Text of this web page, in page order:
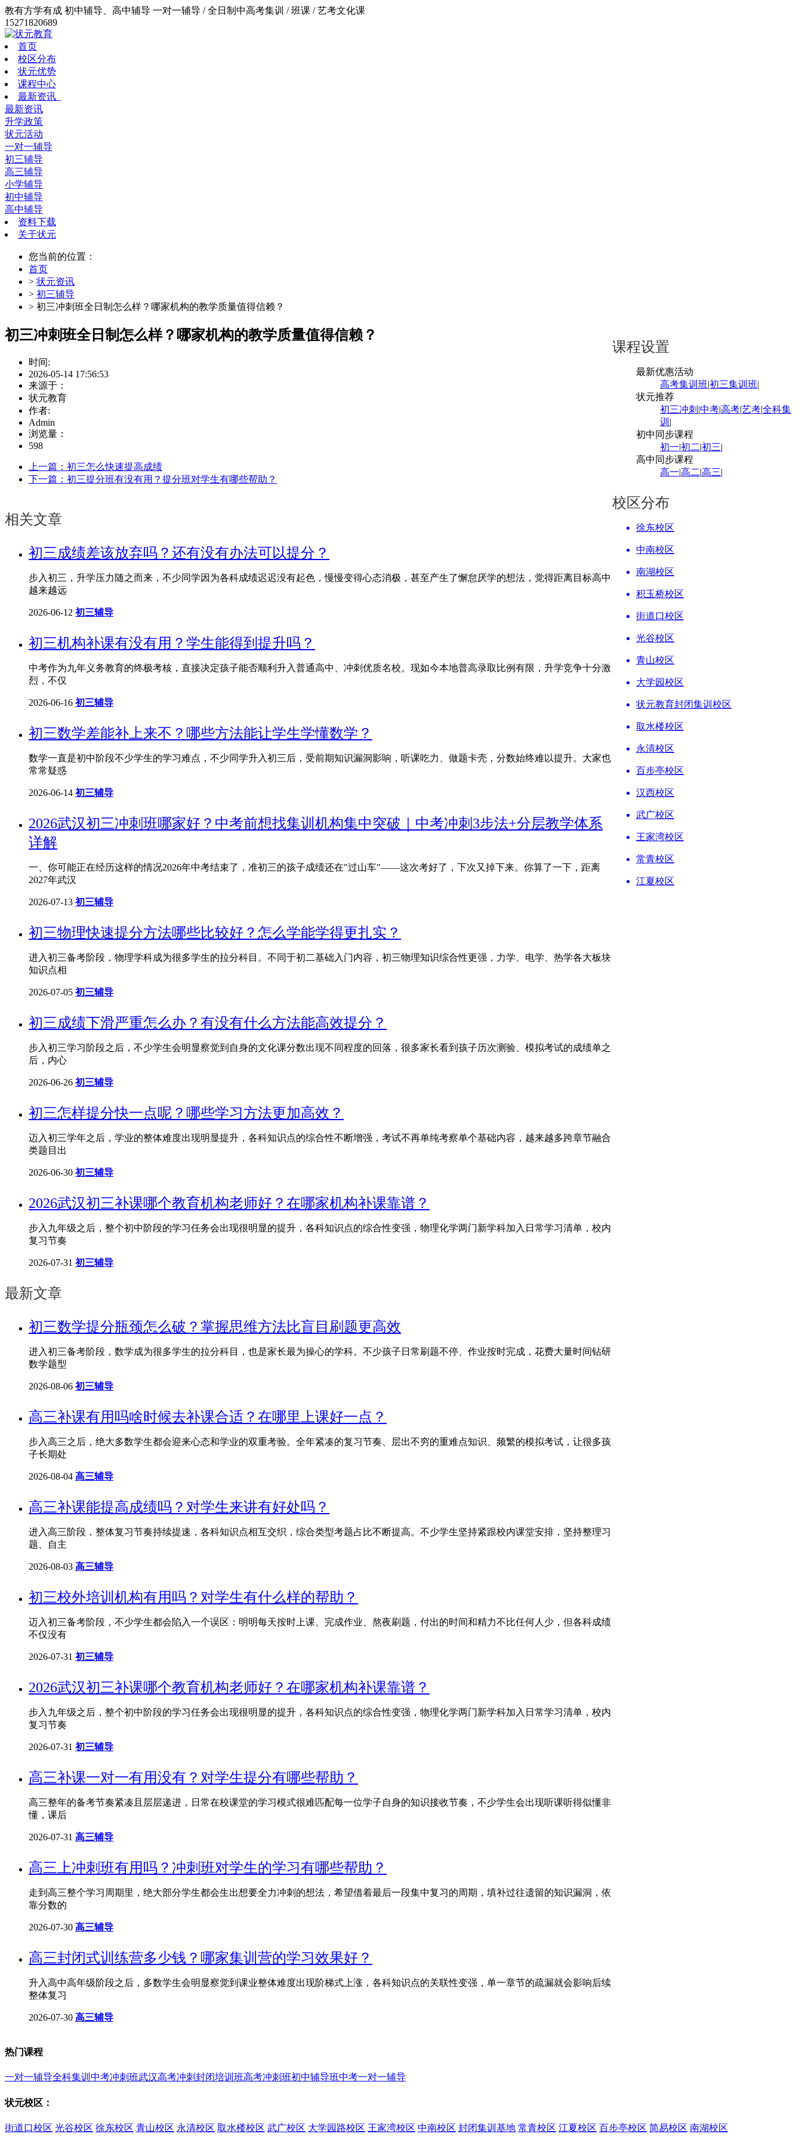
教有方学有成 初中辅导、高中辅导 一对一辅导 / 全日制中高考集训 / 班课 / 艺考文化课
15271820689
首页
校区分布
状元优势
课程中心
最新资讯
最新资讯
升学政策
状元活动
一对一辅导
初三辅导
高三辅导
小学辅导
初中辅导
高中辅导
资料下载
关于状元
您当前的位置：
首页
> 状元资讯
> 初三辅导
> 初三冲刺班全日制怎么样？哪家机构的教学质量值得信赖？
课程设置
最新优惠活动
高考集训班|初三集训班|
状元推荐
初三冲刺 |中考|高考|艺考|全科集
训 |
初中同步课程
初一|初二|初三|
高中同步课程
高一|高二|高三|
校区分布
徐东校区
中南校区
南湖校区
积玉桥校区
街道口校区
光谷校区
青山校区
大学园校区
状元教育封闭集训校区
取水楼校区
永清校区
百步亭校区
汉西校区
武广校区
王家湾校区
常青校区
江夏校区
初三冲刺班全日制怎么样？哪家机构的教学质量值得信赖？
时间:
2026-05-14 17:56:53
来源于：
状元教育
作者:
Admin
浏览量：
598
上一篇：初三怎么快速提高成绩
下一篇：初三提分班有没有用？提分班对学生有哪些帮助？
相关文章
初三成绩差该放弃吗？还有没有办法可以提分？
步入初三，升学压力随之而来，不少同学因为各科成绩迟迟没有起色，慢慢变得心态消极，甚至产生了懈怠厌学的想法，觉得距离目标高中
越来越远
2026-06-12 初三辅导
初三机构补课有没有用？学生能得到提升吗？
中考作为九年义务教育的终极考核，直接决定孩子能否顺利升入普通高中、冲刺优质名校。现如今本地普高录取比例有限，升学竞争十分激
烈，不仅
2026-06-16 初三辅导
初三数学差能补上来不？哪些方法能让学生学懂数学？
数学一直是初中阶段不少学生的学习难点，不少同学升入初三后，受前期知识漏洞影响，听课吃力、做题卡壳，分数始终难以提升。大家也
常常疑惑
2026-06-14 初三辅导
2026武汉初三冲刺班哪家好？中考前想找集训机构集中突破｜中考冲刺3步法+分层教学体系
详解
一、你可能正在经历这样的情况2026年中考结束了，准初三的孩子成绩还在"过山车"——这次考好了，下次又掉下来。你算了一下，距离
2027年武汉
2026-07-13 初三辅导
初三物理快速提分方法哪些比较好？怎么学能学得更扎实？
进入初三备考阶段，物理学科成为很多学生的拉分科目。不同于初二基础入门内容，初三物理知识综合性更强，力学、电学、热学各大板块
知识点相
2026-07-05 初三辅导
初三成绩下滑严重怎么办？有没有什么方法能高效提分？
步入初三学习阶段之后，不少学生会明显察觉到自身的文化课分数出现不同程度的回落，很多家长看到孩子历次测验、模拟考试的成绩单之
后，内心
2026-06-26 初三辅导
初三怎样提分快一点呢？哪些学习方法更加高效？
迈入初三学年之后，学业的整体难度出现明显提升，各科知识点的综合性不断增强，考试不再单纯考察单个基础内容，越来越多跨章节融合
类题目出
2026-06-30 初三辅导
2026武汉初三补课哪个教育机构老师好？在哪家机构补课靠谱？
步入九年级之后，整个初中阶段的学习任务会出现很明显的提升，各科知识点的综合性变强，物理化学两门新学科加入日常学习清单，校内
复习节奏
2026-07-31 初三辅导
最新文章
​初三数学提分瓶颈怎么破？掌握思维方法比盲目刷题更高效
进入初三备考阶段，数学成为很多学生的拉分科目，也是家长最为操心的学科。不少孩子日常刷题不停、作业按时完成，花费大量时间钻研
数学题型
2026-08-06 初三辅导
高三补课有用吗啥时候去补课合适？在哪里上课好一点？
步入高三之后，绝大多数学生都会迎来心态和学业的双重考验。全年紧凑的复习节奏、层出不穷的重难点知识、频繁的模拟考试，让很多孩
子长期处
2026-08-04 高三辅导
高三补课能提高成绩吗？对学生来讲有好处吗？
进入高三阶段，整体复习节奏持续提速，各科知识点相互交织，综合类型考题占比不断提高。不少学生坚持紧跟校内课堂安排，坚持整理习
题、自主
2026-08-03 高三辅导
初三校外培训机构有用吗？对学生有什么样的帮助？
迈入初三备考阶段，不少学生都会陷入一个误区：明明每天按时上课、完成作业、熬夜刷题，付出的时间和精力不比任何人少，但各科成绩
不仅没有
2026-07-31 初三辅导
2026武汉初三补课哪个教育机构老师好？在哪家机构补课靠谱？
步入九年级之后，整个初中阶段的学习任务会出现很明显的提升，各科知识点的综合性变强，物理化学两门新学科加入日常学习清单，校内
复习节奏
2026-07-31 初三辅导
高三补课一对一有用没有？对学生提分有哪些帮助？
高三整年的备考节奏紧凑且层层递进，日常在校课堂的学习模式很难匹配每一位学子自身的知识接收节奏，不少学生会出现听课听得似懂非
懂，课后
2026-07-31 高三辅导
高三上冲刺班有用吗？冲刺班对学生的学习有哪些帮助？
走到高三整个学习周期里，绝大部分学生都会生出想要全力冲刺的想法，希望借着最后一段集中复习的周期，填补过往遗留的知识漏洞，依
靠分数的
2026-07-30 高三辅导
高三封闭式训练营多少钱？哪家集训营的学习效果好？
升入高中高年级阶段之后，多数学生会明显察觉到课业整体难度出现阶梯式上涨，各科知识点的关联性变强，单一章节的疏漏就会影响后续
整体复习
2026-07-30 高三辅导
热门课程
一对一辅导全科集训 中考冲刺班武汉高考冲刺封闭培训班高考冲刺班初中辅导班中考一对一辅导
状元校区：
街道口校区 光谷校区 徐东校区 青山校区 永清校区 取水楼校区 武广校区 大学园路校区 王家湾校区 中南校区 封闭集训基地 常青校区 江夏校区 百步亭校区 简易校区 南湖校区